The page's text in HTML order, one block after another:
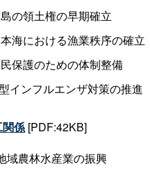
の領土権の早期確立
海における漁業秩序の確立
保護のための体制整備
インフルエンザ対策の推進
係[PDF:42KB]
農林水産業の振興